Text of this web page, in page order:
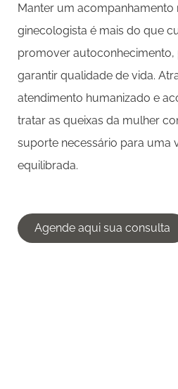
Manter um
ginecologista é mais do que
promover autoconhecimento,
garantir qualidade de vida.
atendimento humanizado e
tratar as queixas da mulher
suporte necessário para uma
equilibrada.
Agende aqui sua consulta